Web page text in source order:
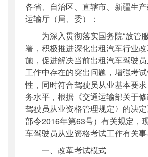
公开日期：2017年09月08日
主题词 ： 交通运输部;改革;出租
业资...
机构分类：运输服务司
主题分类：其他
公文类型：部文件
各省、自治区、直辖市、新疆生
运输厅（局、委）：
为深入贯彻落实国务院“放管
署，积极推进深化出租汽车行业
施，促进解决当前出租汽车驾驶
工作中存在的突出问题，增强考
性，同时符合驾驶员从业基本要
务水平，根据《交通运输部关于
驾驶员从业资格管理规定〉的决
部令2016年第63号）有关规定，
车驾驶员从业资格考试工作有关事
一、改革考试模式